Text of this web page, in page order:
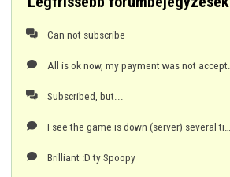
 Can not subscribe

 Subscribed, but...

 Brilliant :D ty Spoopy